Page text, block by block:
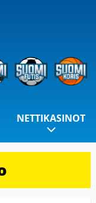
NETTIKASINOT